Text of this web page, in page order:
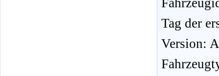
Tag der
Version: